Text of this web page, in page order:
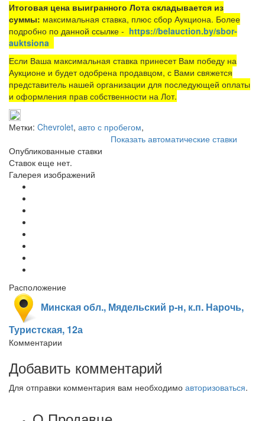
Итоговая цена выигранного Лота складывается из
суммы: максимальная ставка, плюс сбор Аукциона. Более
подробно по данной ссылке - https://belauction.by/sbor-
auktsiona
Если Ваша максимальная ставка принесет Вам победу на
Аукционе и будет одобрена продавцом, с Вами свяжется
представитель нашей организации для последующей оплаты
и оформления прав собственности на Лот.
Метки: Chevrolet, авто с пробегом,
Показать автоматические ставки
Опубликованные ставки
Ставок еще нет.
Галерея изображений
Расположение
Минская обл., Мядельский р-н, к.п. Нарочь,
Туристская, 12а
Комментарии
Добавить комментарий
Для отправки комментария вам необходимо авторизоваться.